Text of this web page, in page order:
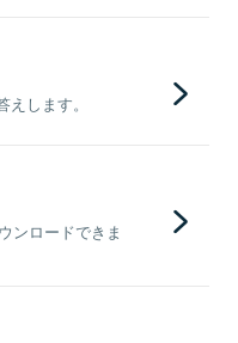
します。
ンロードできま